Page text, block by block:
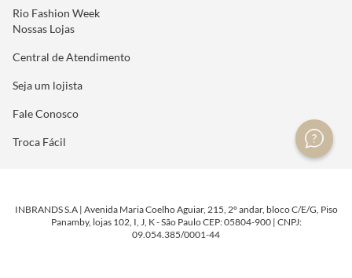
Rio Fashion Week
Nossas Lojas
Central de Atendimento
Seja um lojista
Fale Conosco
Troca Fácil
INBRANDS S.A | Avenida Maria Coelho Aguiar, 215, 2º andar, bloco C/E/G, Piso
Panamby, lojas 102, I, J, K - São Paulo CEP: 05804-900 | CNPJ:
09.054.385/0001-44